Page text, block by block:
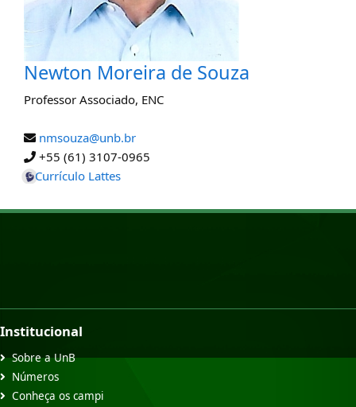
Newton Moreira de Souza
Professor Associado, ENC
nmsouza@unb.br
+55 (61) 3107-0965
Currículo Lattes
Institucional
Sobre a UnB
Números
Conheça os campi